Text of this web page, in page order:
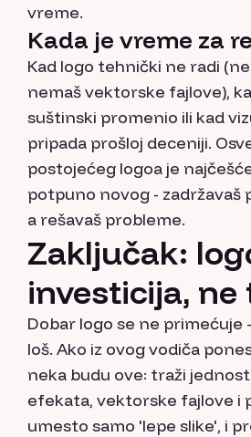
vreme.
Kada je vreme za
Kad logo tehnički ne radi
nemaš vektorske fajlove),
suštinski promenio ili kad
pripada prošloj deceniji.
postojećeg logoa je
potpuno novog - zadržavaš
a rešavaš probleme.
Zaključak:
investicija, ne
Dobar logo se ne primećuje
loš. Ako iz ovog vodiča
neka budu ove: traži
efekata, vektorske fajlove i
umesto samo 'lepe slike', i